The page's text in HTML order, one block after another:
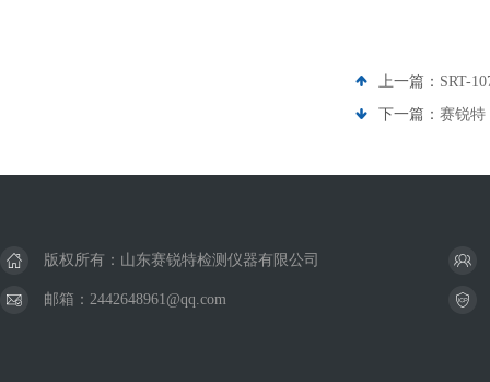
上一篇： SRT-
下一篇： 赛锐特
版权所有：山东赛锐特检测仪器有限公司
邮箱：2442648961@qq.com